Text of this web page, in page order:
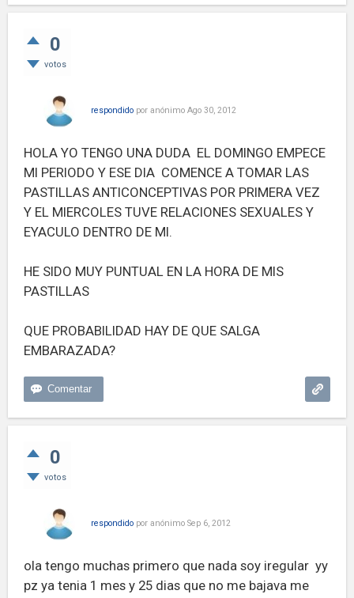
0
votos
respondido por anónimo Ago 30, 2012
HOLA YO TENGO UNA DUDA EL DOMINGO EMPECE
MI PERIODO Y ESE DIA COMENCE A TOMAR LAS
PASTILLAS ANTICONCEPTIVAS POR PRIMERA VEZ
Y EL MIERCOLES TUVE RELACIONES SEXUALES Y
EYACULO DENTRO DE MI.
HE SIDO MUY PUNTUAL EN LA HORA DE MIS
PASTILLAS
QUE PROBABILIDAD HAY DE QUE SALGA
EMBARAZADA?
0
votos
respondido por anónimo Sep 6, 2012
ola tengo muchas primero que nada soy iregular yy
pz ya tenia 1 mes y 25 dias que no me bajava me